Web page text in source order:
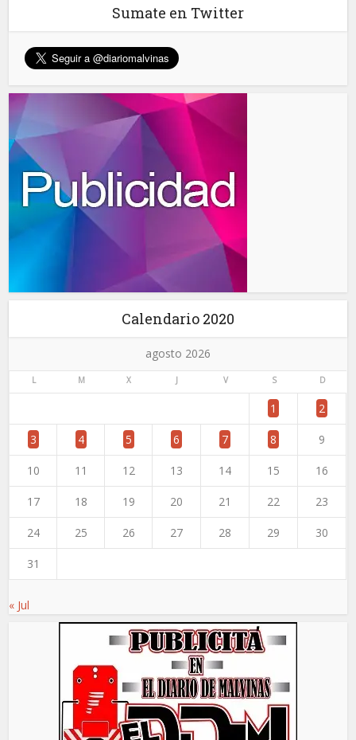
Sumate en Twitter
Calendario 2020
agosto 2026
L M X J V S D
1 2
3 4 5 6 7 8 9
10 11 12 13 14 15 16
17 18 19 20 21 22 23
24 25 26 27 28 29 30
31
« Jul